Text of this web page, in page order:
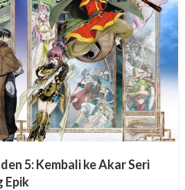
5: Kembali ke Akar Seri
Epik